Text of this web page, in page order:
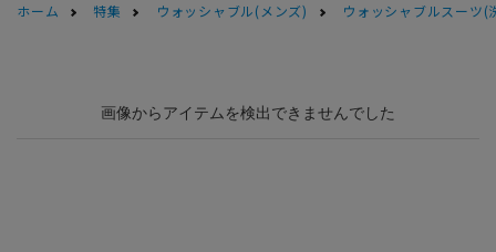
ホーム
特集 ウォッシャブル(メンズ) ウォッシャブルスーツ(